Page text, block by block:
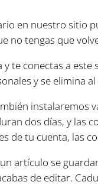
en nuestro sitio
no tengas que
y te conectas a
y se elimina
instalaremos
dos días, y las
de tu cuenta, las
artículo se
de editar.